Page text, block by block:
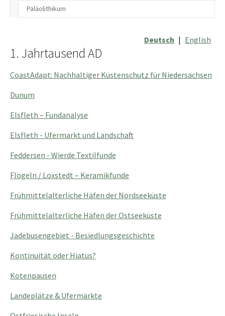
Paläolithikum
Deutsch | English
1. Jahrtausend AD
CoastAdapt: Nachhaltiger Küstenschutz für Niedersachsen
Dunum
Elsfleth – Fundanalyse
Elsfleth - Ufermarkt und Landschaft
Feddersen - Wierde Textilfunde
Flögeln / Loxstedt – Keramikfunde
Frühmittelalterliche Häfen der Nordseeküste
Frühmittelalterliche Häfen der Ostseeküste
Jadebusengebiet - Besiedlungsgeschichte
Kontinuität oder Hiatus?
Kotenpausen
Landeplätze & Ufermärkte